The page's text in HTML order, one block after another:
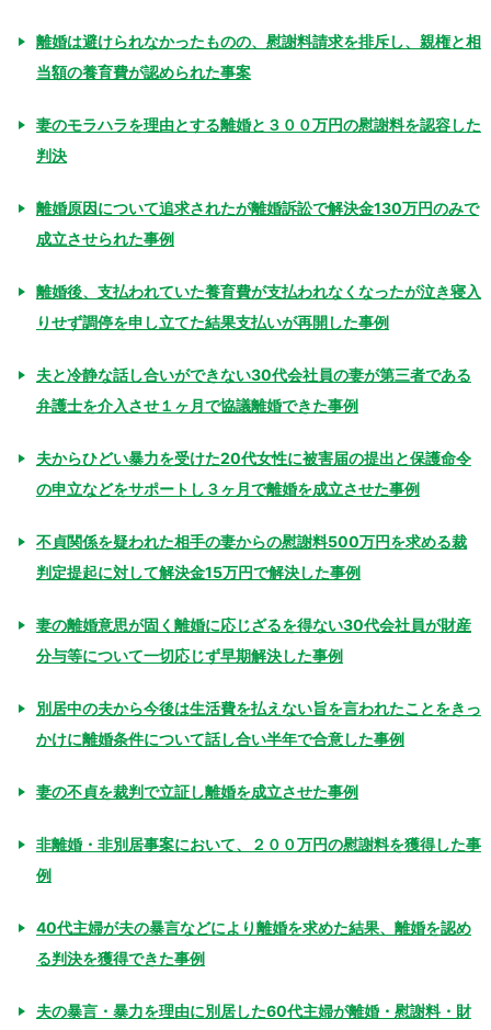
離婚は避けられなかったものの、慰謝料請求を排斥し、親権と相
当額の養育費が認められた事案
妻のモラハラを理由とする離婚と３００万円の慰謝料を認容した
判決
離婚原因について追求されたが離婚訴訟で解決金130万円のみで
成立させられた事例
離婚後、支払われていた養育費が支払われなくなったが泣き寝入
りせず調停を申し立てた結果支払いが再開した事例
夫と冷静な話し合いができない30代会社員の妻が第三者である
弁護士を介入させ１ヶ月で協議離婚できた事例
夫からひどい暴力を受けた20代女性に被害届の提出と保護命令
の申立などをサポートし３ヶ月で離婚を成立させた事例
不貞関係を疑われた相手の妻からの慰謝料500万円を求める裁
判定提起に対して解決金15万円で解決した事例
妻の離婚意思が固く離婚に応じざるを得ない30代会社員が財産
分与等について一切応じず早期解決した事例
別居中の夫から今後は生活費を払えない旨を言われたことをきっ
かけに離婚条件について話し合い半年で合意した事例
妻の不貞を裁判で立証し離婚を成立させた事例
非離婚・非別居事案において、２００万円の慰謝料を獲得した事
例
40代主婦が夫の暴言などにより離婚を求めた結果、離婚を認め
る判決を獲得できた事例
夫の暴言・暴力を理由に別居した60代主婦が離婚・慰謝料・財